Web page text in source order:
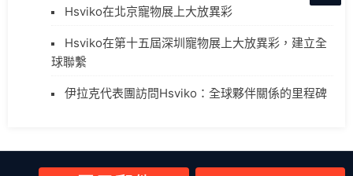
Hsviko在北京寵物展上大放異彩
Hsviko在第十五屆深圳寵物展上大放異彩，建立全
球聯繫
伊拉克代表團訪問Hsviko：全球夥伴關係的里程碑